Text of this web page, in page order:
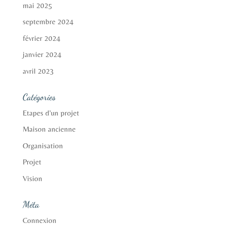
mai 2025
septembre 2024
février 2024
janvier 2024
avril 2023
Catégories
Etapes d'un projet
Maison ancienne
Organisation
Projet
Vision
Méta
Connexion